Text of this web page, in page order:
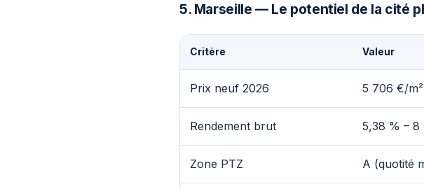
5. Marseille — Le potentiel de la cité
Critère Valeur
Prix neuf 2026 5 706 €/m²
Rendement brut 5,38 % – 8
Zone PTZ A (quotité